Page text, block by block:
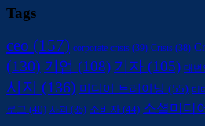
Tags
ceo (157) corporate crisis (39) Crisis (38)
(130) 기업 (108) 기자 (105) 대변
시지 (136) 미디어 트레이닝 (55) 미
로그 (40) 사과 (35) 소비자 (44) 소셜미디